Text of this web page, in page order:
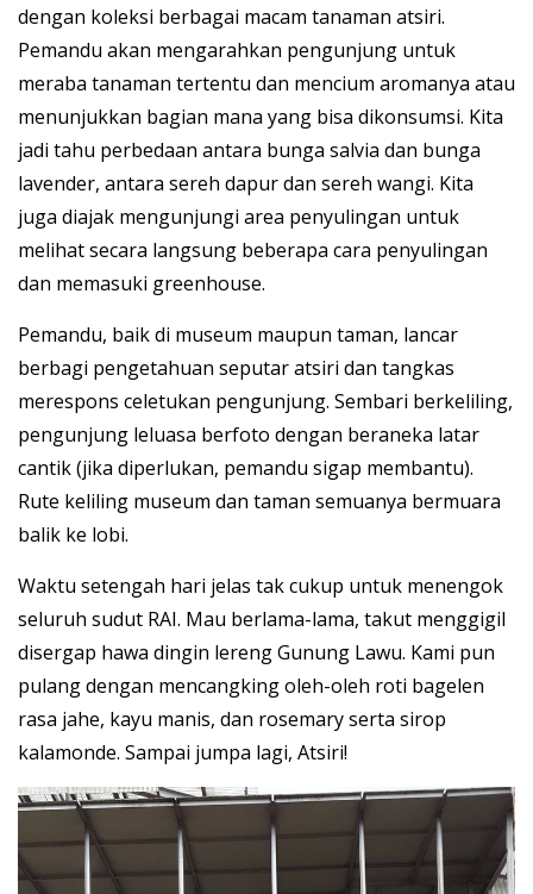
dengan koleksi berbagai macam tanaman atsiri.
Pemandu akan mengarahkan pengunjung untuk
meraba tanaman tertentu dan mencium aromanya atau
menunjukkan bagian mana yang bisa dikonsumsi. Kita
jadi tahu perbedaan antara bunga salvia dan bunga
lavender, antara sereh dapur dan sereh wangi. Kita
juga diajak mengunjungi area penyulingan untuk
melihat secara langsung beberapa cara penyulingan
dan memasuki greenhouse.
Pemandu, baik di museum maupun taman, lancar
berbagi pengetahuan seputar atsiri dan tangkas
merespons celetukan pengunjung. Sembari berkeliling,
pengunjung leluasa berfoto dengan beraneka latar
cantik (jika diperlukan, pemandu sigap membantu).
Rute keliling museum dan taman semuanya bermuara
balik ke lobi.
Waktu setengah hari jelas tak cukup untuk menengok
seluruh sudut RAI. Mau berlama-lama, takut menggigil
disergap hawa dingin lereng Gunung Lawu. Kami pun
pulang dengan mencangking oleh-oleh roti bagelen
rasa jahe, kayu manis, dan rosemary serta sirop
kalamonde. Sampai jumpa lagi, Atsiri!